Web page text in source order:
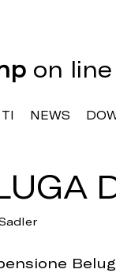
on line
NEWS